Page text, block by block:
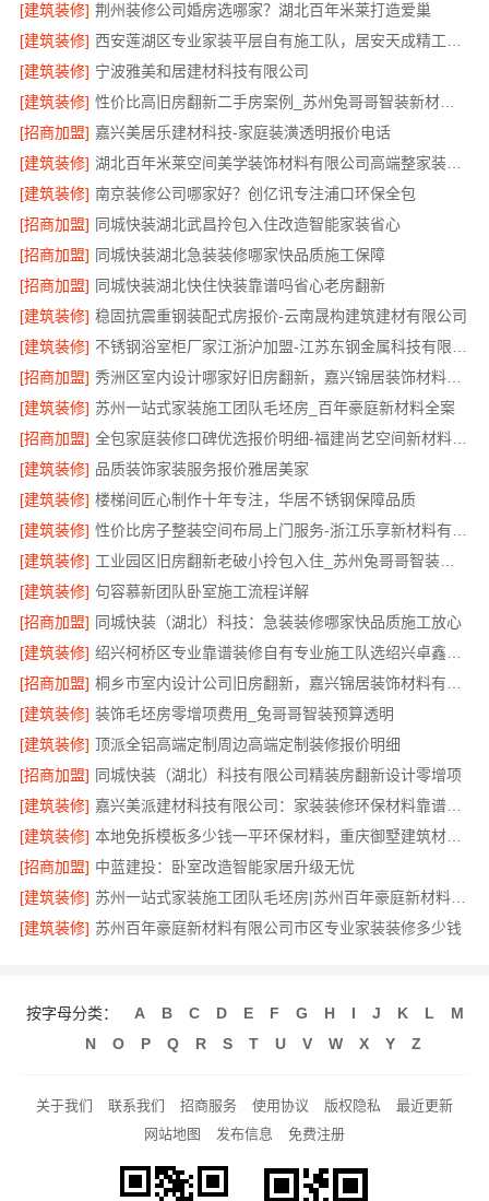
[建筑装修] 荆州装修公司婚房选哪家？湖北百年米莱打造爱巢
[建筑装修]
[建筑装修] 宁波雅美和居建材科技有限公司
[建筑装修]
性价比高旧房翻新二手房案例_苏州兔哥哥智装新材料有限公司
[招商加盟] 嘉兴美居乐建材科技-家庭装潢透明报价电话
[建筑装修]
湖北百年米莱空间美学装饰材料有限公司高端整家装修老房
[建筑装修] 南京装修公司哪家好？创亿讯专注浦口环保全包
[招商加盟] 同城快装湖北武昌拎包入住改造智能家装省心
[招商加盟] 同城快装湖北急装装修哪家快品质施工保障
[招商加盟] 同城快装湖北快住快装靠谱吗省心老房翻新
[建筑装修] 稳固抗震重钢装配式房报价-云南晟构建筑建材有限公司
[建筑装修]
[招商加盟]
秀洲区室内设计哪家好旧房翻新，嘉兴锦居装饰材料有限公司
[建筑装修] 苏州一站式家装施工团队毛坯房_百年豪庭新材料全案
[招商加盟]
全包家庭装修口碑优选报价明细-福建尚艺空间新材料科技有限公司
[建筑装修] 品质装饰家装服务报价雅居美家
[建筑装修] 楼梯间匠心制作十年专注，华居不锈钢保障品质
[建筑装修]
[建筑装修]
工业园区旧房翻新老破小拎包入住_苏州兔哥哥智装新材料有限公司全包服务
[建筑装修] 句容慕新团队卧室施工流程详解
[招商加盟] 同城快装（湖北）科技：急装装修哪家快品质施工放心
[建筑装修]
[招商加盟]
[建筑装修] 装饰毛坯房零增项费用_兔哥哥智装预算透明
[建筑装修] 顶派全铝高端定制周边高端定制装修报价明细
[招商加盟] 同城快装（湖北）科技有限公司精装房翻新设计零增项
[建筑装修]
嘉兴美派建材科技有限公司：家装装修环保材料靠谱商家
[建筑装修]
本地免拆模板多少钱一平环保材料，重庆御墅建筑材料有限公司
[招商加盟] 中蓝建投：卧室改造智能家居升级无忧
[建筑装修]
苏州一站式家装施工团队毛坯房|苏州百年豪庭新材料有限公司
[建筑装修] 苏州百年豪庭新材料有限公司市区专业家装装修多少钱
按字母分类： A B C D E F G H I J K L
M
N
O P Q R S T U V W X Y Z
关于我们 联系我们 招商服务 使用协议 版权隐私
最近更新
网站地图
发布信息 免费注册